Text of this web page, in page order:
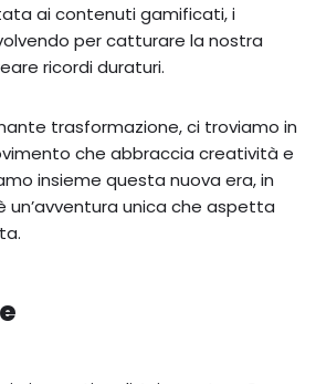
ai contenuti gamificati, i
per catturare la nostra
ricordi duraturi.
trasformazione, ci troviamo in
che abbraccia creatività e
insieme questa nuova era, in
un’avventura unica che aspetta